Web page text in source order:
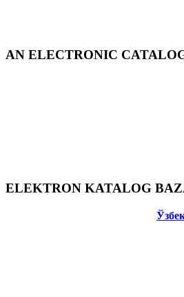
AN ELECTRONIC
ELEKTRON KATALOG